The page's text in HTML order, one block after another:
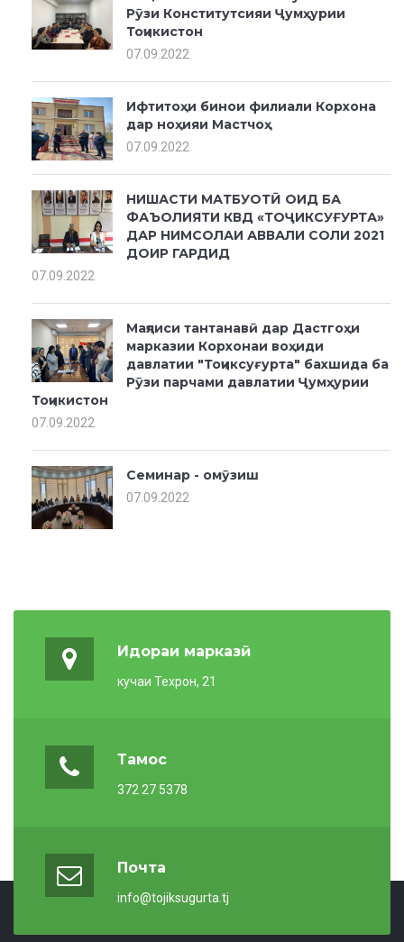
Рӯзи Конститутсияи Ҷумҳурии
Тоҷикистон
07.09.2022
Ифтитоҳи бинои филиали Корхона
дар ноҳияи Мастчоҳ
07.09.2022
НИШАСТИ МАТБУОТӢ ОИД БА
ФАЪОЛИЯТИ КВД «ТОҶИКСУҒУРТА»
ДАР НИМСОЛАИ АВВАЛИ СОЛИ 2021
ДОИР ГАРДИД
07.09.2022
Маҷлиси тантанавӣ дар Дастгоҳи
марказии Корхонаи воҳиди
давлатии "Тоҷиксуғурта" бахшида ба
Рӯзи парчами давлатии Ҷумҳурии
Тоҷикистон
07.09.2022
Семинар - омӯзиш
07.09.2022
Идораи марказӣ
кучаи Техрон, 21
Тамос
372 27 5378
Почта
info@tojiksugurta.tj